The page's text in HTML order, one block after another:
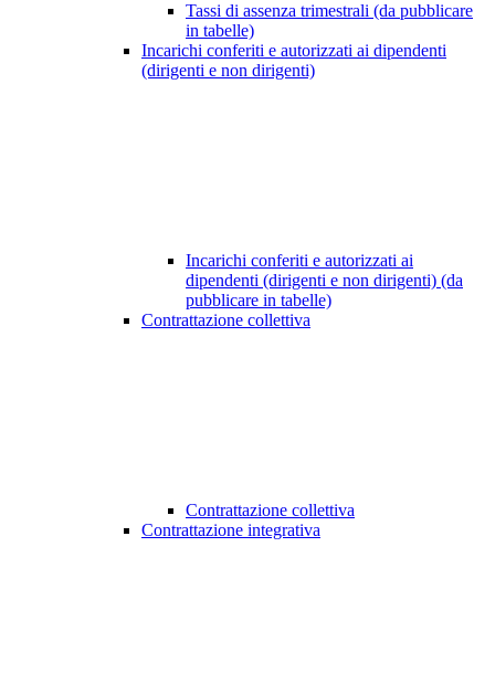
Tassi di assenza trimestrali (da pubblicare
in tabelle)
Incarichi conferiti e autorizzati ai dipendenti
(dirigenti e non dirigenti)
Incarichi conferiti e autorizzati ai
dipendenti (dirigenti e non dirigenti) (da
pubblicare in tabelle)
Contrattazione collettiva
Contrattazione collettiva
Contrattazione integrativa